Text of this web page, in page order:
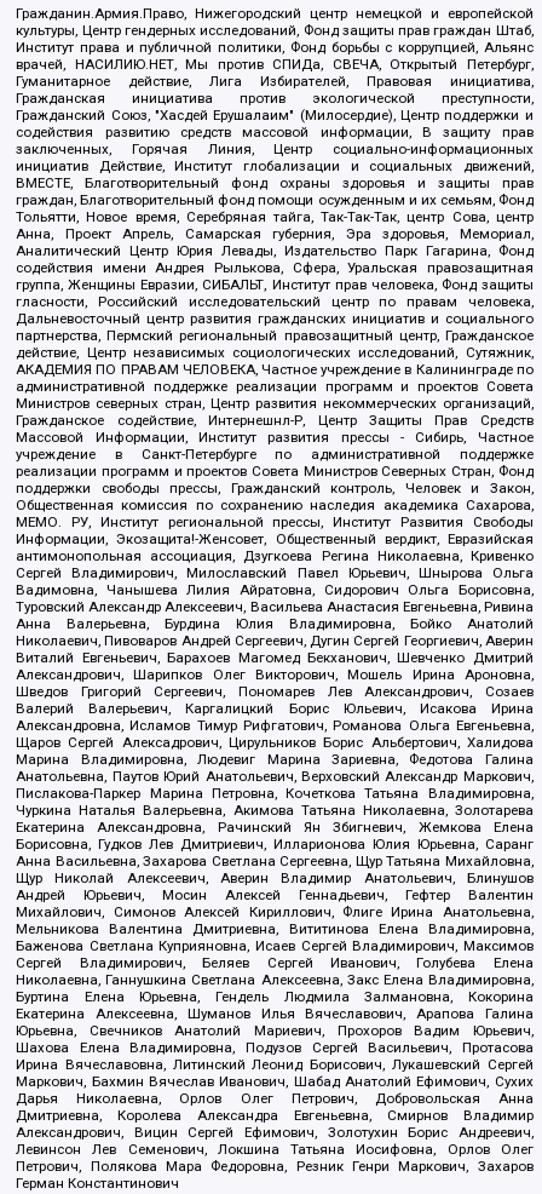
Гражданин.Армия.Право, Нижегородский центр немецкой и европейской
культуры, Центр гендерных исследований, Фонд защиты прав граждан Штаб,
Институт права и публичной политики, Фонд борьбы с коррупцией, Альянс
врачей, НАСИЛИЮ.НЕТ, Мы против СПИДа, СВЕЧА, Открытый Петербург,
Гуманитарное действие, Лига Избирателей, Правовая инициатива,
Гражданская инициатива против экологической преступности,
Гражданский Союз, "Хасдей Ерушалаим" (Милосердие), Центр поддержки и
содействия развитию средств массовой информации, В защиту прав
заключенных, Горячая Линия, Центр социально-информационных
инициатив Действие, Институт глобализации и социальных движений,
ВМЕСТЕ, Благотворительный фонд охраны здоровья и защиты прав
граждан, Благотворительный фонд помощи осужденным и их семьям, Фонд
Тольятти, Новое время, Серебряная тайга, Так-Так-Так, центр Сова, центр
Анна, Проект Апрель, Самарская губерния, Эра здоровья, Мемориал,
Аналитический Центр Юрия Левады, Издательство Парк Гагарина, Фонд
содействия имени Андрея Рылькова, Сфера, Уральская правозащитная
группа, Женщины Евразии, СИБАЛЬТ, Институт прав человека, Фонд защиты
гласности, Российский исследовательский центр по правам человека,
Дальневосточный центр развития гражданских инициатив и социального
партнерства, Пермский региональный правозащитный центр, Гражданское
действие, Центр независимых социологических исследований, Сутяжник,
АКАДЕМИЯ ПО ПРАВАМ ЧЕЛОВЕКА, Частное учреждение в Калининграде по
административной поддержке реализации программ и проектов Совета
Министров северных стран, Центр развития некоммерческих организаций,
Гражданское содействие, Интернешнл-Р, Центр Защиты Прав Средств
Массовой Информации, Институт развития прессы - Сибирь, Частное
учреждение в Санкт-Петербурге по административной поддержке
реализации программ и проектов Совета Министров Северных Стран, Фонд
поддержки свободы прессы, Гражданский контроль, Человек и Закон,
Общественная комиссия по сохранению наследия академика Сахарова,
МЕМО. РУ, Институт региональной прессы, Институт Развития Свободы
Информации, Экозащита!-Женсовет, Общественный вердикт, Евразийская
антимонопольная ассоциация, Дзугкоева Регина Николаевна, Кривенко
Сергей Владимирович, Милославский Павел Юрьевич, Шнырова Ольга
Вадимовна, Чанышева Лилия Айратовна, Сидорович Ольга Борисовна,
Туровский Александр Алексеевич, Васильева Анастасия Евгеньевна, Ривина
Анна Валерьевна, Бурдина Юлия Владимировна, Бойко Анатолий
Николаевич, Пивоваров Андрей Сергеевич, Дугин Сергей Георгиевич, Аверин
Виталий Евгеньевич, Барахоев Магомед Бекханович, Шевченко Дмитрий
Александрович, Шарипков Олег Викторович, Мошель Ирина Ароновна,
Шведов Григорий Сергеевич, Пономарев Лев Александрович, Созаев
Валерий Валерьевич, Каргалицкий Борис Юльевич, Исакова Ирина
Александровна, Исламов Тимур Рифгатович, Романова Ольга Евгеньевна,
Щаров Сергей Алексадрович, Цирульников Борис Альбертович, Халидова
Марина Владимировна, Людевиг Марина Зариевна, Федотова Галина
Анатольевна, Паутов Юрий Анатольевич, Верховский Александр Маркович,
Пислакова-Паркер Марина Петровна, Кочеткова Татьяна Владимировна,
Чуркина Наталья Валерьевна, Акимова Татьяна Николаевна, Золотарева
Екатерина Александровна, Рачинский Ян Збигневич, Жемкова Елена
Борисовна, Гудков Лев Дмитриевич, Илларионова Юлия Юрьевна, Саранг
Анна Васильевна, Захарова Светлана Сергеевна, Щур Татьяна Михайловна,
Щур Николай Алексеевич, Аверин Владимир Анатольевич, Блинушов
Андрей Юрьевич, Мосин Алексей Геннадьевич, Гефтер Валентин
Михайлович, Симонов Алексей Кириллович, Флиге Ирина Анатольевна,
Мельникова Валентина Дмитриевна, Вититинова Елена Владимировна,
Баженова Светлана Куприяновна, Исаев Сергей Владимирович, Максимов
Сергей Владимирович, Беляев Сергей Иванович, Голубева Елена
Николаевна, Ганнушкина Светлана Алексеевна, Закс Елена Владимировна,
Буртина Елена Юрьевна, Гендель Людмила Залмановна, Кокорина
Екатерина Алексеевна, Шуманов Илья Вячеславович, Арапова Галина
Юрьевна, Свечников Анатолий Мариевич, Прохоров Вадим Юрьевич,
Шахова Елена Владимировна, Подузов Сергей Васильевич, Протасова
Ирина Вячеславовна, Литинский Леонид Борисович, Лукашевский Сергей
Маркович, Бахмин Вячеслав Иванович, Шабад Анатолий Ефимович, Сухих
Дарья Николаевна, Орлов Олег Петрович, Добровольская Анна
Дмитриевна, Королева Александра Евгеньевна, Смирнов Владимир
Александрович, Вицин Сергей Ефимович, Золотухин Борис Андреевич,
Левинсон Лев Семенович, Локшина Татьяна Иосифовна, Орлов Олег
Петрович, Полякова Мара Федоровна, Резник Генри Маркович, Захаров
Герман Константинович